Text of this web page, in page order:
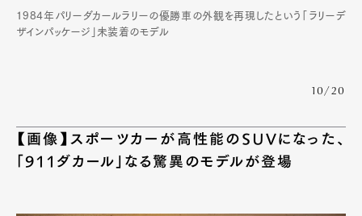
1984年パリーダカールラリーの優勝車の外観を再現したという「ラリーデ
ザインパッケージ」未装着のモデル
10/20
【画像】スポーツカーが高性能のSUVになった、
「911ダカール」なる驚異のモデルが登場